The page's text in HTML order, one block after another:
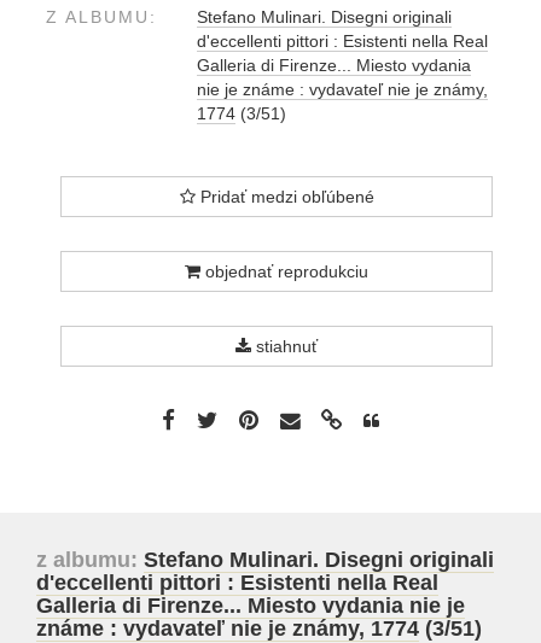
Z ALBUMU:
Stefano Mulinari. Disegni originali
d'eccellenti pittori : Esistenti nella Real
Galleria di Firenze... Miesto vydania
nie je známe : vydavateľ nie je známy,
1774 (3/51)
Pridať medzi obľúbené
objednať reprodukciu
stiahnuť
z albumu: Stefano Mulinari. Disegni originali
d'eccellenti pittori : Esistenti nella Real
Galleria di Firenze... Miesto vydania nie je
známe : vydavateľ nie je známy, 1774 (3/51)